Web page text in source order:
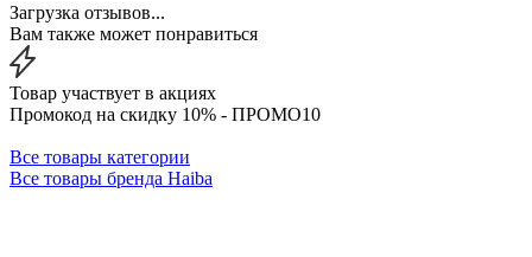
Загрузка отзывов...
Вам также может понравиться
Товар участвует в акциях
Промокод на скидку 10% - ПРОМО10
Все товары категории
Все товары бренда Haiba